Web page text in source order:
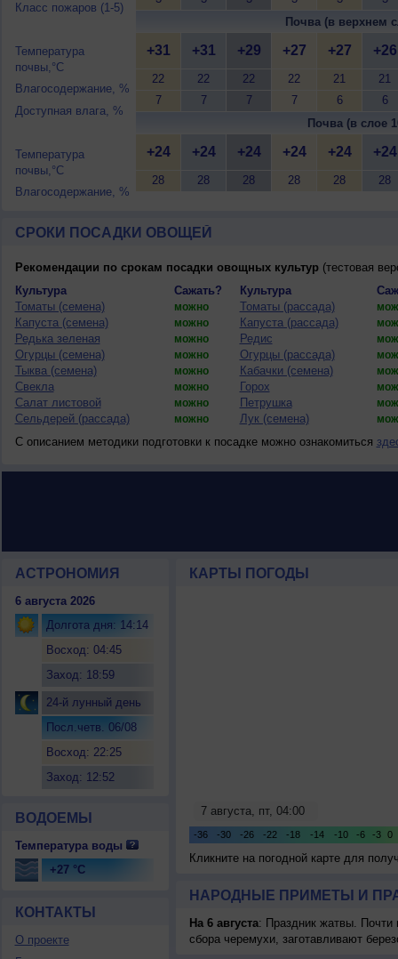
Класс пожаров (1-5)
Температура
почвы,°C
Влагосодержание, %
Доступная влага, %
Температура
почвы,°C
Влагосодержание, %
Почва (в верхнем
+31
22
7
+31
22
7
+29
22
7
+27
22
7
+27
21
6
+26
21
6
Почва (в слое
+24
28
+24
28
+24
28
+24
28
+24
28
+24
28
СРОКИ ПОСАДКИ ОВОЩЕЙ
Рекомендации по срокам посадки овощных культур(тестовая
Культура
Сажать? Культура
Томаты (семена)
можно Томаты (рассада)
Капуста (семена) можно Капуста (рассада)
Редька зеленая можно Редис
Огурцы (семена) можно Огурцы (рассада)
Тыква (семена) можно Кабачки (семена)
Свекла можно Горох
Салат листовой можно Петрушка
Сельдерей (рассада) можно Лук (семена)
С описанием методики подготовки к посадке можно ознакомиться
АСТРОНОМИЯ
6 августа 2026
Долгота дня: 14:14
Восход: 04:45
Заход: 18:59
24-й лунный день
Посл.четв. 06/08
Восход: 22:25
Заход: 12:52
ВОДОЕМЫ
Температура воды
+27 °C
КОНТАКТЫ
О проекте
КАРТЫ ПОГОДЫ
Кликните на погодной карте для
НАРОДНЫЕ ПРИМЕТЫ И
На 6 августа: Праздник жатвы. Почти
сбора черемухи, заготавливают